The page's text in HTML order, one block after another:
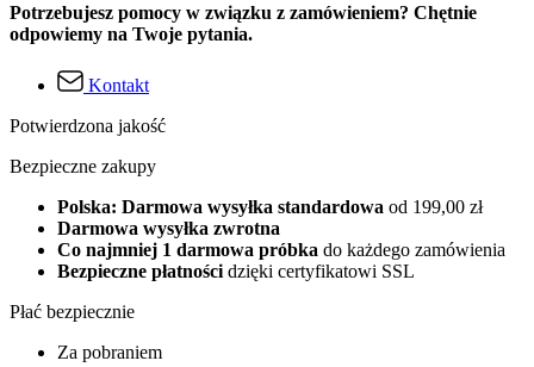
Potrzebujesz pomocy w związku z zamówieniem? Chętnie
odpowiemy na Twoje pytania.
Kontakt
Potwierdzona jakość
Bezpieczne zakupy
Polska: Darmowa wysyłka standardowa od 199,00 zł
Darmowa wysyłka zwrotna
Co najmniej 1 darmowa próbka do każdego zamówienia
Bezpieczne płatności dzięki certyfikatowi SSL
Płać bezpiecznie
Za pobraniem